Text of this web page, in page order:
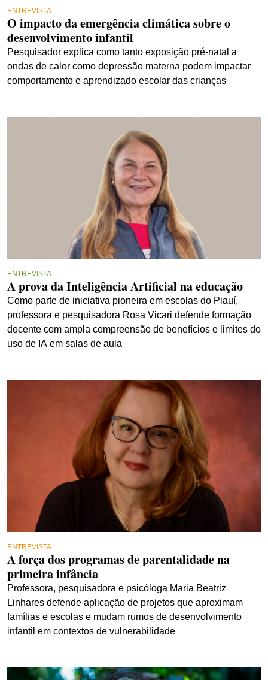
ENTREVISTA
O impacto da emergência climática sobre o
desenvolvimento infantil
Pesquisador explica como tanto exposição pré-natal a
ondas de calor como depressão materna podem impactar
comportamento e aprendizado escolar das crianças
ENTREVISTA
A prova da Inteligência Artificial na educação
Como parte de iniciativa pioneira em escolas do Piauí,
professora e pesquisadora Rosa Vicari defende formação
docente com ampla compreensão de benefícios e limites do
uso de IA em salas de aula
ENTREVISTA
A força dos programas de parentalidade na
primeira infância
Professora, pesquisadora e psicóloga Maria Beatriz
Linhares defende aplicação de projetos que aproximam
famílias e escolas e mudam rumos de desenvolvimento
infantil em contextos de vulnerabilidade